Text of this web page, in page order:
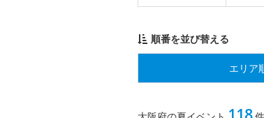
順番を並び替える
エリア